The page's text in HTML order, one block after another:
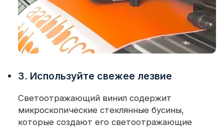
3. Используйте свежее лезвие
Светоотражающий винил содержит
микроскопические стеклянные бусины,
которые создают его светоотражающие